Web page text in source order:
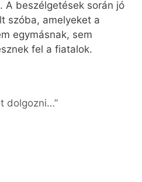
A beszélgetések során jó
szóba, amelyeket a
egymásnak, sem
fel a fiatalok.
dolgozni…”